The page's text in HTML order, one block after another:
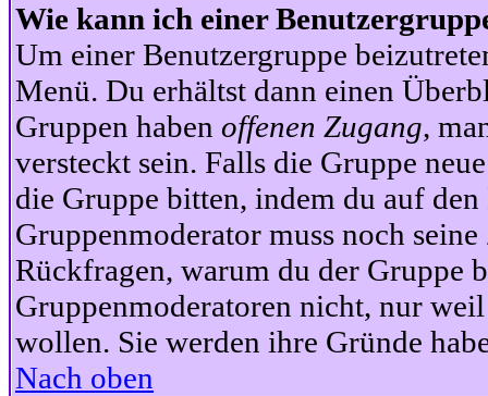
Wie kann ich einer
Um einer Benutzergruppe
Menü. Du erhältst dann einen
Gruppen haben offenen Zugang,
versteckt sein. Falls die Gruppe
die Gruppe bitten, indem du auf
Gruppenmoderator muss noch
Rückfragen, warum du der Gruppe
Gruppenmoderatoren nicht, nur
wollen. Sie werden ihre Gründe
Nach oben